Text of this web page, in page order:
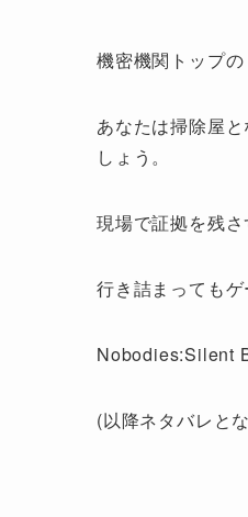
機密機関トップ
あなたは掃除屋
しょう。
現場で証拠を残さ
行き詰まってもゲ
Nobodies:Silent
(以降ネタバレと